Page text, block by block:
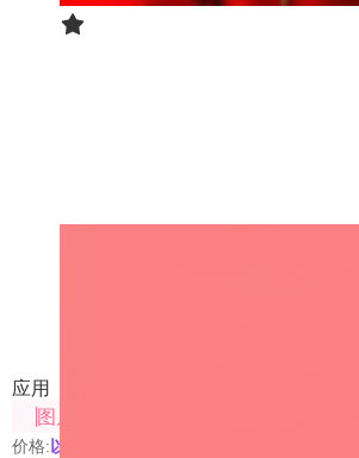
应用
图片处理
价格: 以具体使用的模型为准